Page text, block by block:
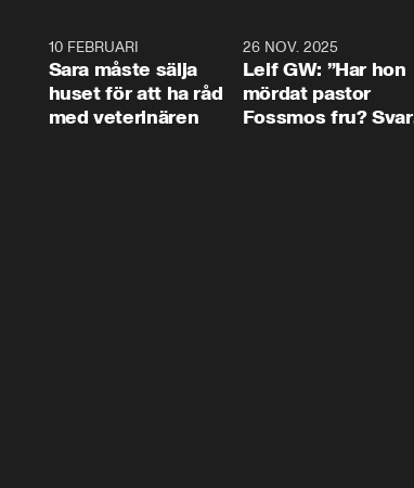
10 FEBRUARI
Sara måste sälja
huset för att ha råd
med veterinären
26 NOV. 2025
Leif GW: ”Har hon
mördat pastor
Fossmos fru? Svar